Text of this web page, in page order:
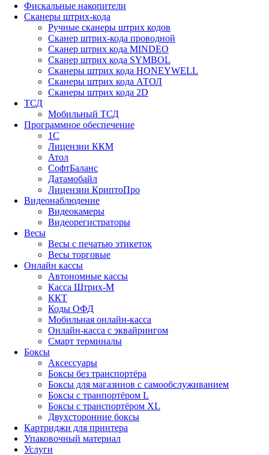
Фискальные накопители
Сканеры штрих-кода
Ручные сканеры штрих кодов
Сканер штрих-кода проводной
Сканер штрих кода MINDEO
Сканер штрих кода SYMBOL
Сканеры штрих кода HONEYWELL
Сканеры штрих кода АТОЛ
Сканеры штрих кода 2D
ТСД
Мобильный ТСД
Программное обеспечение
1С
Лицензии ККМ
Атол
СофтБаланс
Датамобайл
Лицензии КриптоПро
Видеонаблюдение
Видеокамеры
Видеорегистраторы
Весы
Весы с печатью этикеток
Весы торговые
Онлайн кассы
Автономные кассы
Касса Штрих-М
ККТ
Коды ОФД
Мобильная онлайн-касса
Онлайн-касса с эквайрингом
Смарт терминалы
Боксы
Аксессуары
Боксы без транспортёра
Боксы для магазинов с самообслуживанием
Боксы с транпортёром L
Боксы с транспортёром XL
Двухсторонние боксы
Картриджи для принтера
Упаковочный материал
Услуги